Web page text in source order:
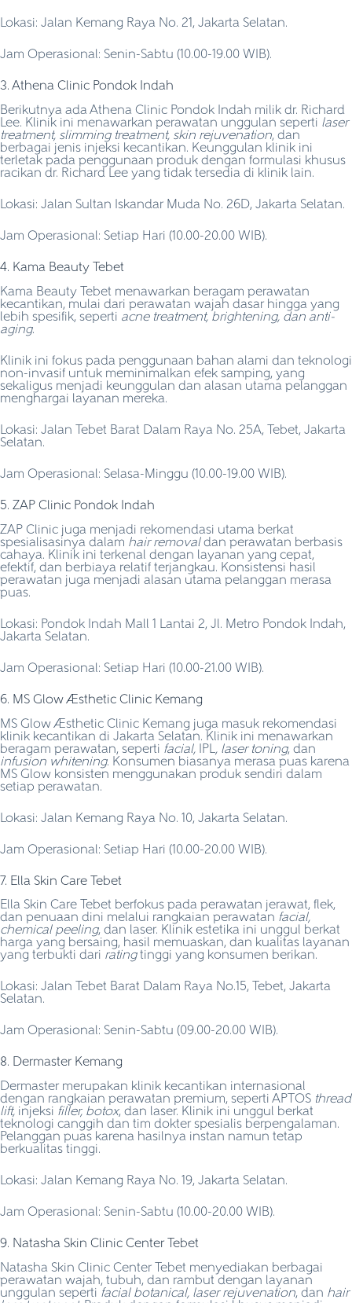
Lokasi: Jalan Kemang Raya No. 21, Jakarta Selatan.
Jam Operasional: Senin-Sabtu (10.00-19.00 WIB).
3. Athena Clinic Pondok Indah
Berikutnya ada Athena Clinic Pondok Indah milik dr. Richard
Lee. Klinik ini menawarkan perawatan unggulan seperti laser
treatment, slimming treatment, skin rejuvenation, dan
berbagai jenis injeksi kecantikan. Keunggulan klinik ini
terletak pada penggunaan produk dengan formulasi khusus
racikan dr. Richard Lee yang tidak tersedia di klinik lain.
Lokasi: Jalan Sultan Iskandar Muda No. 26D, Jakarta Selatan.
Jam Operasional: Setiap Hari (10.00-20.00 WIB).
4. Kama Beauty Tebet
Kama Beauty Tebet menawarkan beragam perawatan
kecantikan, mulai dari perawatan wajah dasar hingga yang
lebih spesifik, seperti acne treatment, brightening, dan anti-
aging.
Klinik ini fokus pada penggunaan bahan alami dan teknologi
non-invasif untuk meminimalkan efek samping, yang
sekaligus menjadi keunggulan dan alasan utama pelanggan
menghargai layanan mereka.
Lokasi: Jalan Tebet Barat Dalam Raya No. 25A, Tebet, Jakarta
Selatan.
Jam Operasional: Selasa-Minggu (10.00-19.00 WIB).
5. ZAP Clinic Pondok Indah
ZAP Clinic juga menjadi rekomendasi utama berkat
spesialisasinya dalam hair removaldan perawatan berbasis
cahaya. Klinik ini terkenal dengan layanan yang cepat,
efektif, dan berbiaya relatif terjangkau. Konsistensi hasil
perawatan juga menjadi alasan utama pelanggan merasa
puas.
Lokasi: Pondok Indah Mall 1 Lantai 2, Jl. Metro Pondok Indah,
Jakarta Selatan.
Jam Operasional: Setiap Hari (10.00-21.00 WIB).
6. MS Glow Aesthetic Clinic Kemang
MS Glow Aesthetic Clinic Kemang juga masuk rekomendasi
klinik kecantikan di Jakarta Selatan. Klinik ini menawarkan
beragam perawatan, seperti facial, IPL, laser toning, dan
infusion whitening. Konsumen biasanya merasa puas karena
MS Glow konsisten menggunakan produk sendiri dalam
setiap perawatan.
Lokasi: Jalan Kemang Raya No. 10, Jakarta Selatan.
Jam Operasional: Setiap Hari (10.00-20.00 WIB).
7. Ella Skin Care Tebet
Ella Skin Care Tebet berfokus pada perawatan jerawat, flek,
dan penuaan dini melalui rangkaian perawatan facial,
chemical peeling, dan laser. Klinik estetika ini unggul berkat
harga yang bersaing, hasil memuaskan, dan kualitas layanan
yang terbukti dari ratingtinggi yang konsumen berikan.
Lokasi: Jalan Tebet Barat Dalam Raya No.15, Tebet, Jakarta
Selatan.
Jam Operasional: Senin-Sabtu (09.00-20.00 WIB).
8. Dermaster Kemang
Dermaster merupakan klinik kecantikan internasional
dengan rangkaian perawatan premium, seperti APTOS thread
lift, injeksi filler, botox, dan laser. Klinik ini unggul berkat
teknologi canggih dan tim dokter spesialis berpengalaman.
Pelanggan puas karena hasilnya instan namun tetap
berkualitas tinggi.
Lokasi: Jalan Kemang Raya No. 19, Jakarta Selatan.
Jam Operasional: Senin-Sabtu (10.00-20.00 WIB).
9. Natasha Skin Clinic Center Tebet
Natasha Skin Clinic Center Tebet menyediakan berbagai
perawatan wajah, tubuh, dan rambut dengan layanan
unggulan seperti facial botanical, laser rejuvenation, dan hair